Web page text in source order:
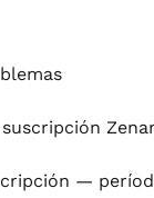
—